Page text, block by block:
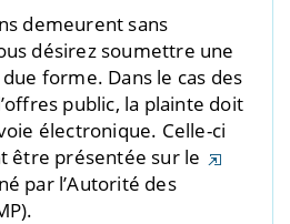
demeurent sans
désirez soumettre une
forme. Dans le cas des
public, la plainte doit
électronique. Celle-ci
être présentée sur le
par l’Autorité des